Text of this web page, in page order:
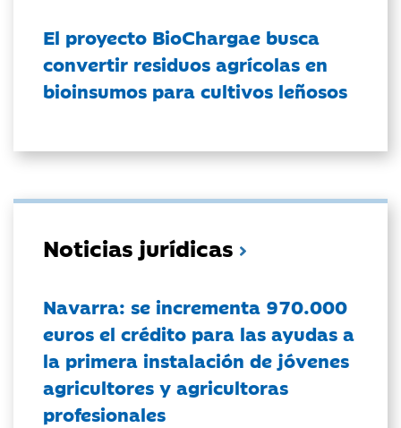
El proyecto BioChargae busca
convertir residuos agrícolas en
bioinsumos para cultivos leñosos
Noticias jurídicas
Navarra: se incrementa 970.000
euros el crédito para las ayudas a
la primera instalación de jóvenes
agricultores y agricultoras
profesionales